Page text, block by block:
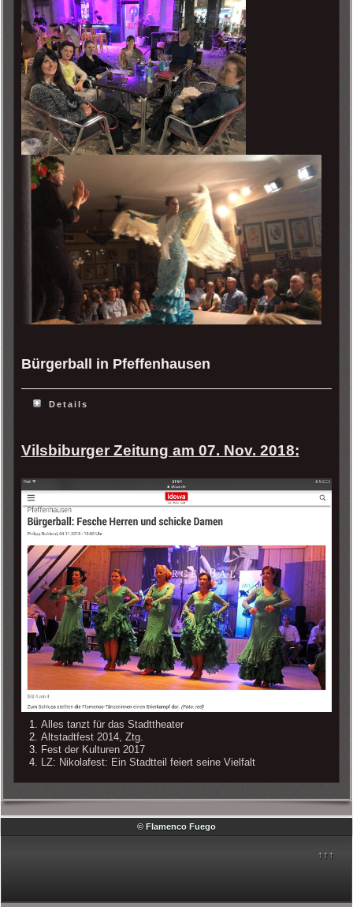
Bürgerball in Pfeffenhausen
Details
Vilsbiburger Zeitung am 07. Nov. 2018:
Alles tanzt für das Stadttheater
Altstadtfest 2014, Ztg.
Fest der Kulturen 2017
LZ: Nikolafest: Ein Stadtteil feiert seine Vielfalt
© Flamenco Fuego
↑↑↑